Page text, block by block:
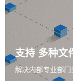
支持 多种文
解决内部专业部门